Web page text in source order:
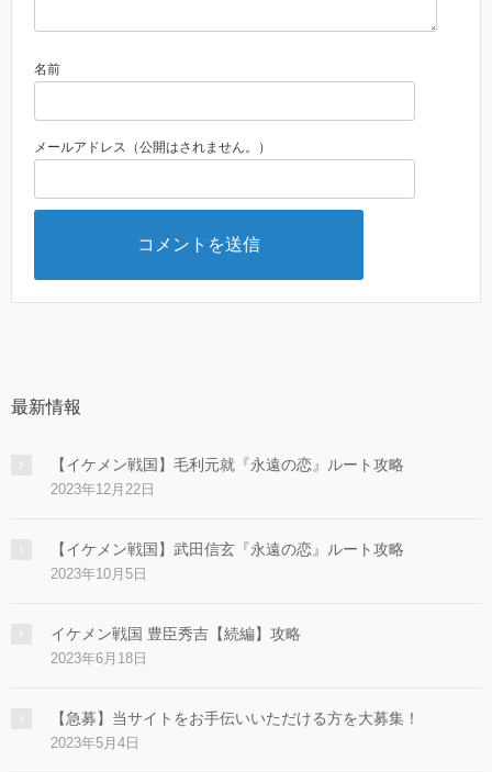
名前
メールアドレス（公開はされません。）
最新情報
【イケメン戦国】毛利元就『永遠の恋』ルート攻略
2023年12月22日
【イケメン戦国】武田信玄『永遠の恋』ルート攻略
2023年10月5日
イケメン戦国 豊臣秀吉【続編】攻略
2023年6月18日
【急募】当サイトをお手伝いいただける方を大募集！
2023年5月4日